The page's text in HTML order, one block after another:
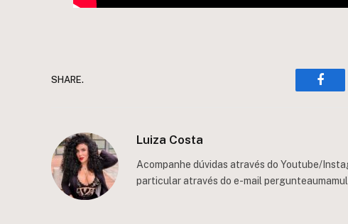
SHARE.
Luiza Costa
Acompanhe dúvidas através do Youtube/
particular através do e-mail